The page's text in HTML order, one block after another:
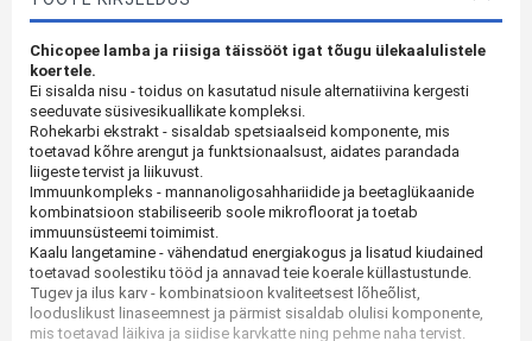
Chicopee lamba ja riisiga täissööt igat tõugu ülekaalulistele
koertele.
Ei sisalda nisu - toidus on kasutatud nisule alternatiivina kergesti
seeduvate süsivesikuallikate kompleksi.
Rohekarbi ekstrakt - sisaldab spetsiaalseid komponente, mis
toetavad kõhre arengut ja funktsionaalsust, aidates parandada
liigeste tervist ja liikuvust.
Immuunkompleks - mannanoligosahhariidide ja beetaglükaanide
kombinatsioon stabiliseerib soole mikrofloorat ja toetab
immuunsüsteemi toimimist.
Kaalu langetamine - vähendatud energiakogus ja lisatud kiudained
toetavad soolestiku tööd ja annavad teie koerale küllastustunde.
Tugev ja ilus karv - kombinatsioon kvaliteetsest lõheõlist,
looduslikust linaseemnest ja pärmist sisaldab olulisi komponente,
mis toetavad läikiva ja siidise karvkatte ning pehme naha tervist.